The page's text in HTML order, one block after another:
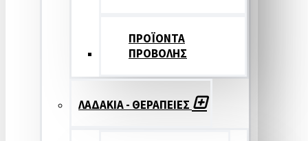
ΠΡΟΪΟΝΤΑ
ΠΡΟΒΟΛΗΣ
ΛΑΔΑΚΙΑ - ΘΕΡΑΠΕΙΕΣ